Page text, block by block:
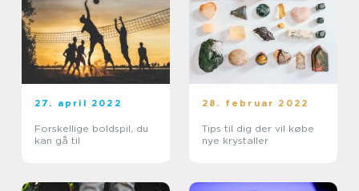
27. april 2022
Forskellige boldspil, du
kan gå til
28. februar 2022
Tips til dig der vil købe
nye krystaller